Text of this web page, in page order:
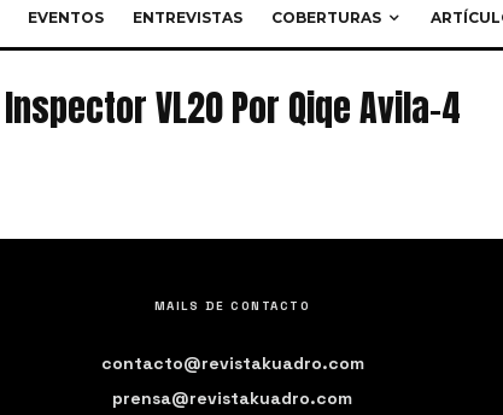
EVENTOS ENTREVISTAS COBERTURAS
Inspector VL20 Por Qiqe Avila-4
MAILS DE CONTACTO
contacto@revistakuadro.com
prensa@revistakuadro.com